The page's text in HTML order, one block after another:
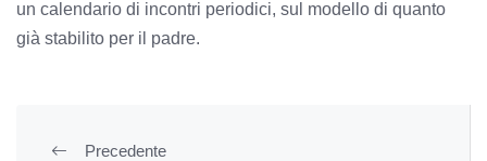
un calendario di incontri periodici, sul modello di quanto
già stabilito per il padre.
Precedente